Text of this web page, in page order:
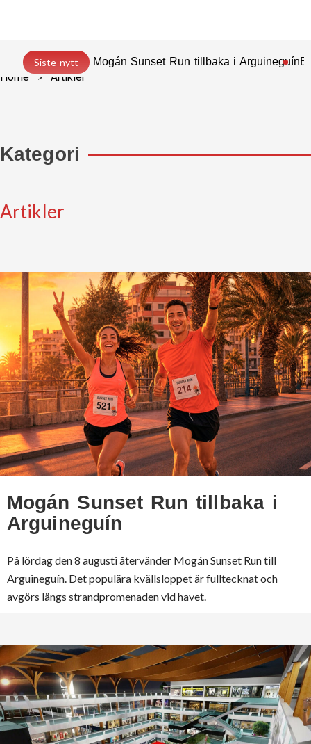
Siste nytt Mogán Sunset Run tillbaka i Arguineguín
Home Artikler
Kategori
Artikler
Mogán Sunset Run tillbaka i
Arguineguín
På lördag den 8 augusti återvänder Mogán Sunset Run till
Arguineguín. Det populära kvällsloppet är fulltecknat och
avgörs längs strandpromenaden vid havet.